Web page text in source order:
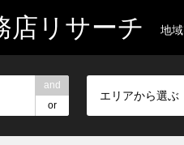
店リサーチ 地
and
or
エリアから選ぶ